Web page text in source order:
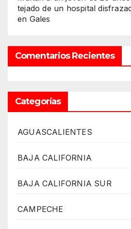
tejado de un hospital
en Gales
Comentarios Recientes
Categorías
AGUASCALIENTES
BAJA CALIFORNIA
BAJA CALIFORNIA SUR
CAMPECHE